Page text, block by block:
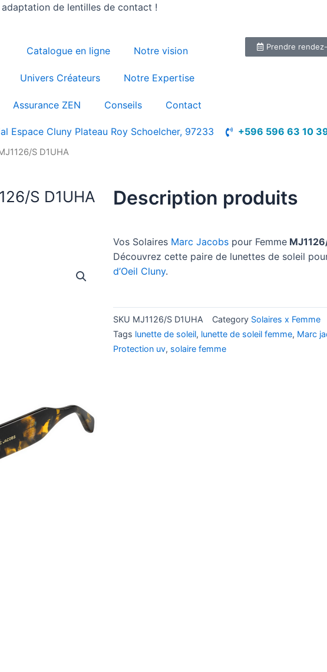
de lentilles de contact !
Catalogue en ligne Notre vision
Univers Créateurs Notre Expertise
Assurance ZEN Conseils Contact
Prendre
Espace Cluny Plateau Roy Schoelcher, 97233 +596 596 63 10
S D1UHA
S D1UHA Description produits
Vos Solaires Marc Jacobs pour Femme
Découvrez cette paire de lunettes de soleil
d’Oeil Cluny.
SKU MJ1126/S D1UHA Category Solaires x Femme
Tags lunette de soleil, lunette de soleil femme, Marc
Protection uv, solaire femme